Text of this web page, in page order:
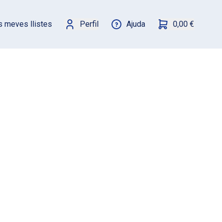
meves llistes Perfil Ajuda 0,00 €